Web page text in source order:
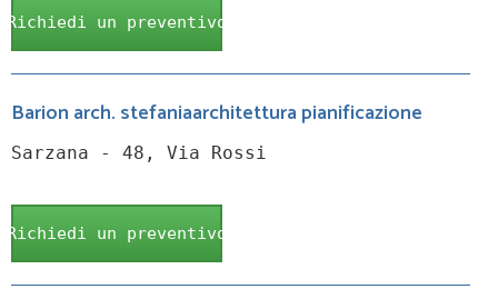
Richiedi un preventivo
Barion arch. stefaniaarchitettura pianificazione
Sarzana - 48, Via Rossi
Richiedi un preventivo